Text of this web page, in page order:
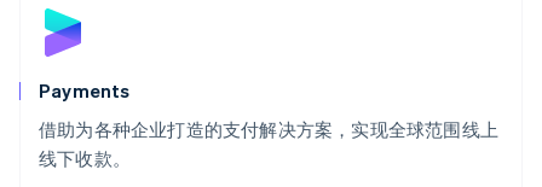
Payments
借助为各种企业打造的支付解决方案，实现全球范围线上
线下收款。
English
斯洛文尼亚
泰国
ไทยEnglish
希腊
English